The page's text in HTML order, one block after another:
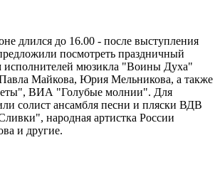
длился до 16.00 - после выступления
посмотреть праздничный
исполнителей мюзикла "Воины Духа"
Майкова, Юрия Мельникова, а также
ВИА "Голубые молнии". Для
солист ансамбля песни и пляски ВДВ
народная артистка России
и другие.